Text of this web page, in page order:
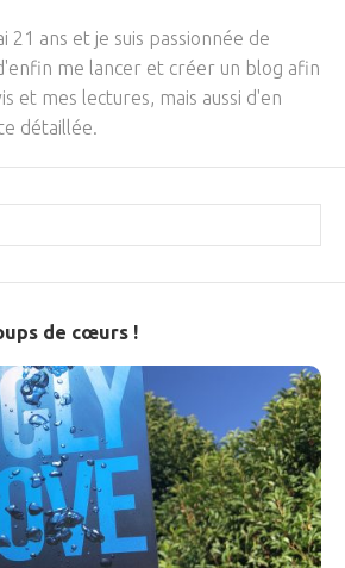
21 ans et je suis passionnée de
me lancer et créer un blog afin
et mes lectures, mais aussi d'en
détaillée.
de cœurs !